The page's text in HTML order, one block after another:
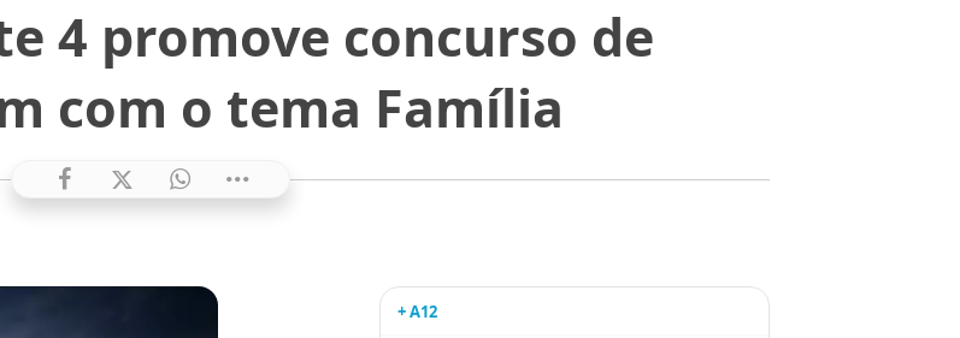
4 promove concurso de
com o tema Família
+ A12